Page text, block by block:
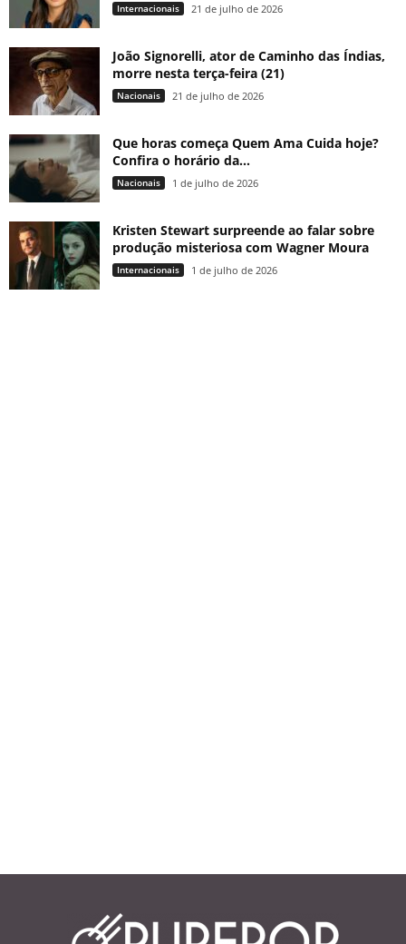
Internacionais 21 de julho de 2026
João Signorelli, ator de Caminho das Índias,
morre nesta terça-feira (21)
Nacionais 21 de julho de 2026
Que horas começa Quem Ama Cuida hoje?
Confira o horário da...
Nacionais 1 de julho de 2026
Kristen Stewart surpreende ao falar sobre
produção misteriosa com Wagner Moura
Internacionais 1 de julho de 2026